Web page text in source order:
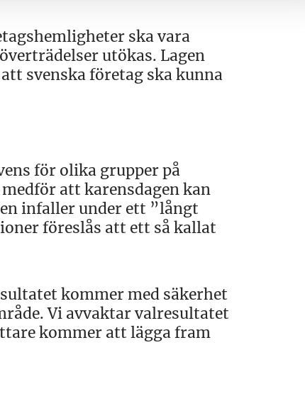
ska vara
utökas. Lagen
svenska företag ska kunna
för olika grupper på
att karensdagen kan
infaller under ett ”långt
föreslås att ett så kallat
kommer med säkerhet
Vi avvaktar valresultatet
kommer att lägga fram